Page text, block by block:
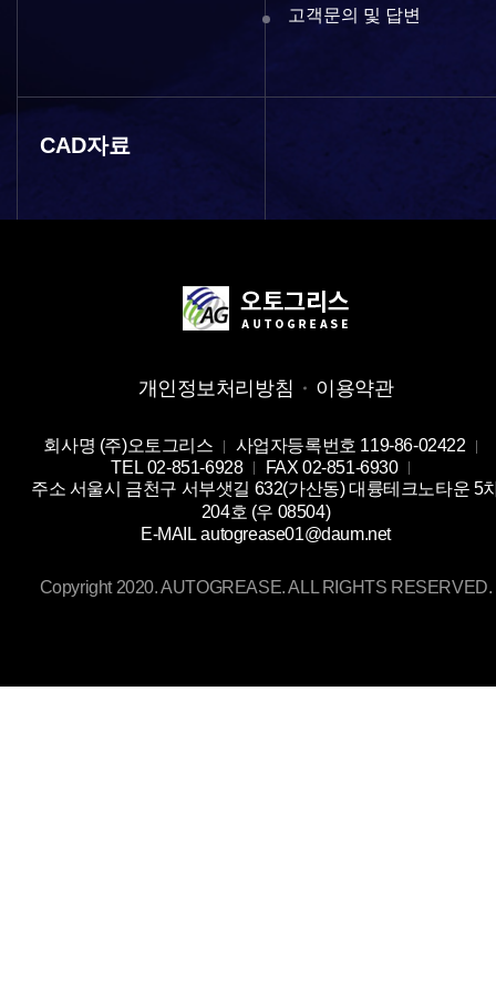
고객문의 및 답변
CAD자료
개인정보처리방침 이용약관
회사명 (주)오토그리스 사업자등록번호 119-86-02422
TEL 02-851-6928 FAX 02-851-6930
주소 서울시 금천구 서부샛길 632(가산동) 대륭테크노타운 5
204호 (우 08504)
E-MAIL autogrease01@daum.net
Copyright 2020. AUTOGREASE. ALL RIGHTS RESERVED.